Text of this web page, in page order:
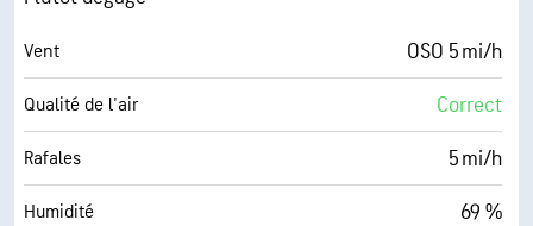
Humidité 61 %
Point de rosée 66° F
AccuLumen Brightness Index™ 0 (Sombre)
Couverture nuageuse 26 %
Vent OSO 5 mi/h
Qualité de l'air Correct
Rafales 5 mi/h
Humidité 69 %